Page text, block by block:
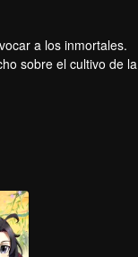
a los inmortales.
sobre el cultivo de la